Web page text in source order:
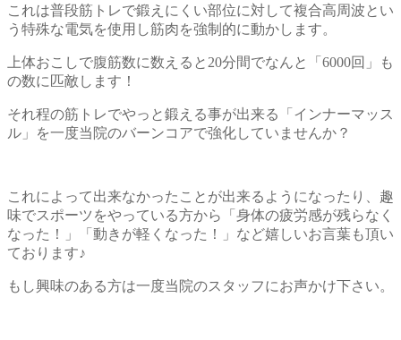
これは普段筋トレで鍛えにくい部位に対して複合高周波とい
う特殊な電気を使用し筋肉を強制的に動かします。
上体おこしで腹筋数に数えると20分間でなんと「6000回」も
の数に匹敵します！
それ程の筋トレでやっと鍛える事が出来る「インナーマッス
ル」を一度当院のバーンコアで強化していませんか？
これによって出来なかったことが出来るようになったり、趣
味でスポーツをやっている方から「身体の疲労感が残らなく
なった！」「動きが軽くなった！」など嬉しいお言葉も頂い
ております♪
もし興味のある方は一度当院のスタッフにお声かけ下さい。